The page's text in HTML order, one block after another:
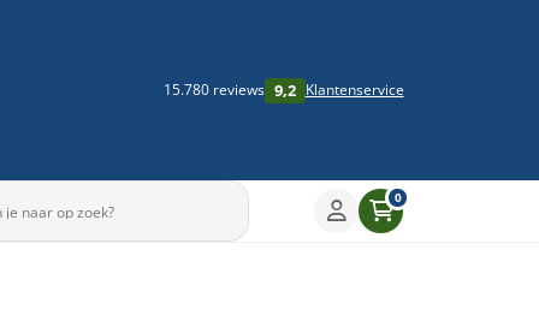
15.780 reviews 9,2 Klantenservice
0